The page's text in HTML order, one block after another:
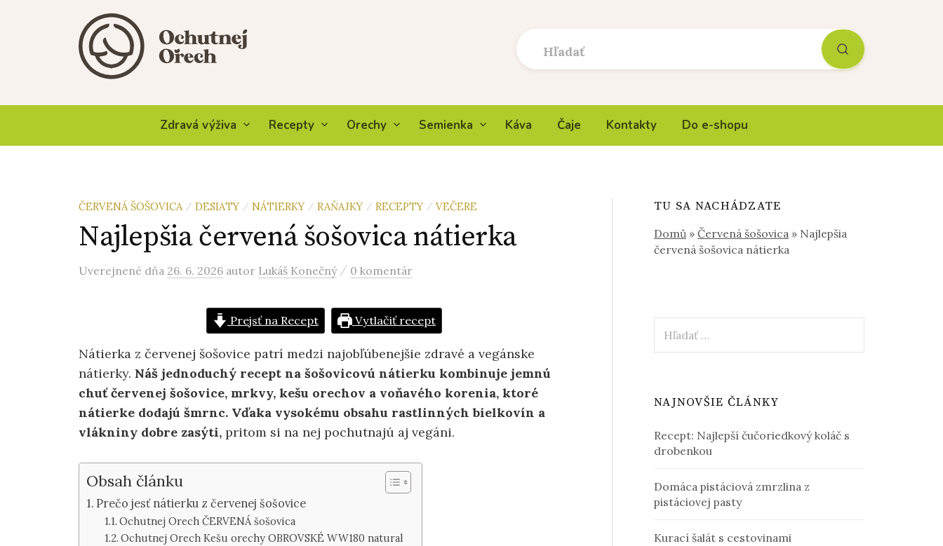
Zdravá výživa Recepty Orechy Semienka Káva Čaje Kontakty Do e-shopu
ČERVENÁ ŠOŠOVICA / DESIATY / NÁTIERKY / RAŇAJKY / RECEPTY / VEČERE
Najlepšia červená šošovica nátierka
Uverejnené dňa 26. 6. 2026 autor Lukáš Konečný / 0 komentár
Prejsť na Recept Vytlačiť recept
Nátierka z červenej šošovice patrí medzi najobľúbenejšie zdravé a vegánske
nátierky. Náš jednoduchý recept na šošovicovú nátierku kombinuje jemnú
chuť červenej šošovice, mrkvy, kešu orechov a voňavého korenia, ktoré
nátierke dodajú šmrnc. Vďaka vysokému obsahu rastlinných bielkovín a
vlákniny dobre zasýti, pritom si na nej pochutnajú aj vegáni.
Obsah článku
Prečo jesť nátierku z červenej šošovice
Ochutnej Orech ČERVENÁ šošovica
Ochutnej Orech Kešu orechy OBROVSKÉ WW180 natural
TU SA NACHÁDZATE
Domů »Červená šošovica » Najlepšia
červená šošovica nátierka
NAJNOVŠIE ČLÁNKY
Recept: Najlepší čučoriedkový koláč s
drobenkou
Domáca pistáciová zmrzlina z
pistáciovej pasty
Kurací šalát s cestovinami